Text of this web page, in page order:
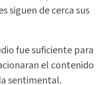
siguen de cerca sus
fue suficiente para
el contenido
sentimental.